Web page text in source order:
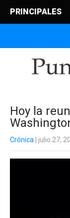
PRINCIPALES
Hoy la
Crónica | julio 27,